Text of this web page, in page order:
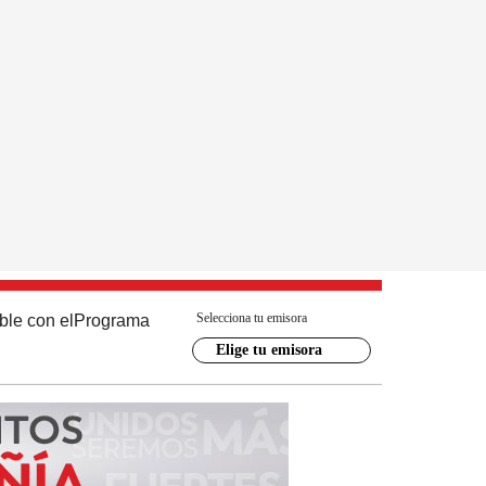
con el Programa Selecciona tu emisora
Elige tu emisora